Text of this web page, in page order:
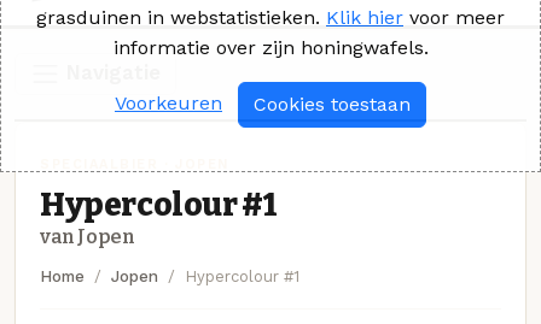
Hypercolour #1
van Jopen
Home Jopen Hypercolour #1
grasduinen in webstatistieken. Klik hier voor meer
informatie over zijn honingwafels.
Voorkeuren Cookies toestaan